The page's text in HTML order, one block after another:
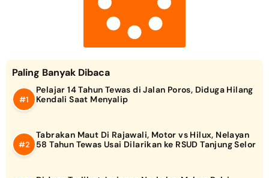
Paling Banyak Dibaca
Pelajar 14 Tahun Tewas di Jalan Poros, Diduga Hilang
Kendali Saat Menyalip
Tabrakan Maut Di Rajawali, Motor vs Hilux, Nelayan
58 Tahun Tewas Usai Dilarikan ke RSUD Tanjung Selor